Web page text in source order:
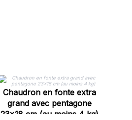
Chaudron en fonte extra
grand avec pentagone
23x18 cm (au moins 4 kg)